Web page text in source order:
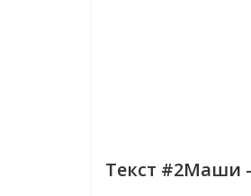
Текст #2Маши